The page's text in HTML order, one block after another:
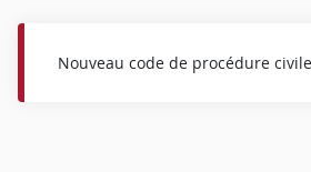
Nouveau code de procédure